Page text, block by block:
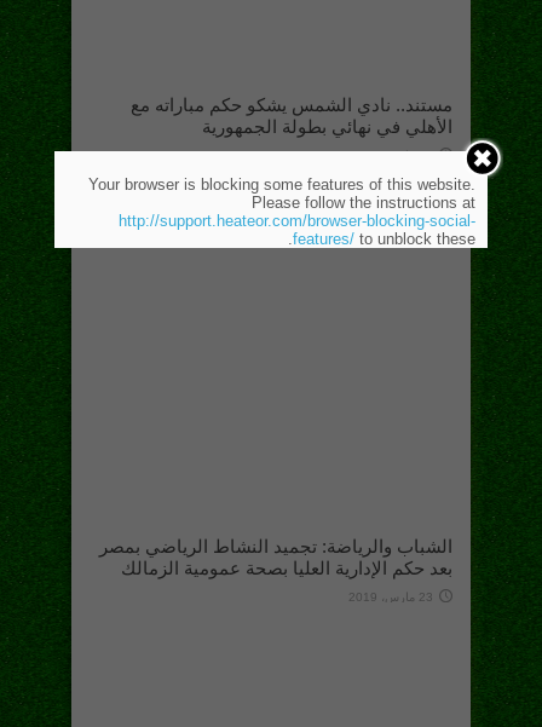
مستند.. نادي الشمس يشكو حكم مباراته مع
الأهلي في نهائي بطولة الجمهورية
30 مارس، 2019
الشباب والرياضة: تجميد النشاط الرياضي بمصر
بعد حكم الإدارية العليا بصحة عمومية الزمالك
23 مارس، 2019
Your browser is blocking some features of this website.
Please follow the instructions at
http://support.heateor.com/browser-blocking-social-
features/ to unblock these.